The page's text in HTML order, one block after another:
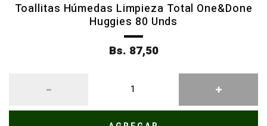
Toallitas Húmedas Limpieza Total One&Done
Huggies 80 Unds
Bs. 87,50